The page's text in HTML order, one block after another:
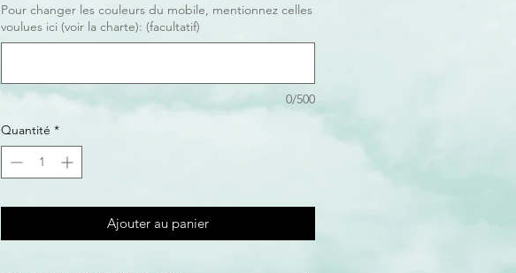
Pour changer les couleurs du mobile, mentionnez celles
voulues ici (voir la charte): (facultatif)
0/500
Quantité *
Ajouter au panier